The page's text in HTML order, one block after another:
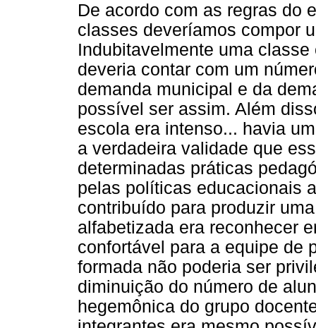
De acordo com as regras do
classes deveríamos compor
Indubitavelmente uma
deveria contar com um
demanda municipal e da
possível ser assim. Além
escola era intenso... havia
a verdadeira validade que
determinadas práticas
pelas políticas educacionais
contribuído para produzir
alfabetizada era reconhecer
confortável para a equipe de
formada não poderia ser
diminuição do número de
hegemônica do grupo